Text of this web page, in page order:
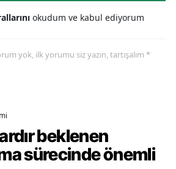
okudum ve kabul ediyorum
yok, ilk yorumu siz yazın, tartışalım *
beklenen
sürecinde önemli